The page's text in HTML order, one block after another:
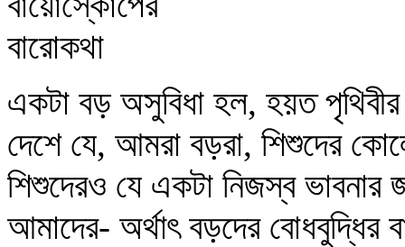
একটা বড় অসুবিধা হল, হয়ত
দেশে যে, আমরা বড়রা, শিশুদের
শিশুদেরও যে একটা নিজস্ব ভাবনার
আমাদের- অর্থাৎ বড়দের